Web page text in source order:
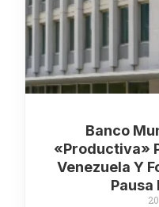
Banco
«productiva»
Venezuela Y